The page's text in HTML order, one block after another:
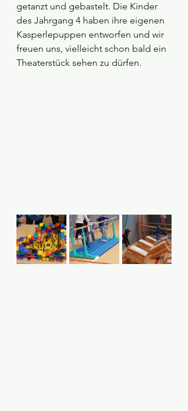
getanzt und gebastelt. Die Kinder
des Jahrgang 4 haben ihre eigenen
Kasperlepuppen entworfen und wir
freuen uns, vielleicht schon bald ein
Theaterstück sehen zu dürfen.